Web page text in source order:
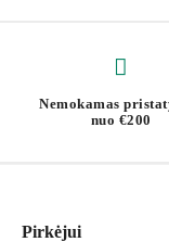
Nemokamas
nuo €200
Pirkėjui